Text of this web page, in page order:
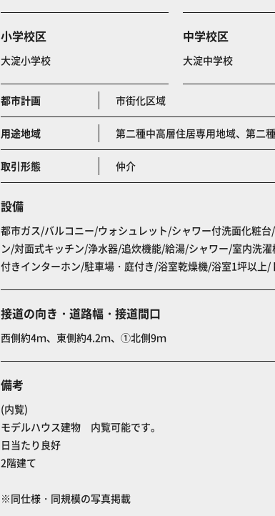
小学校区
大淀小学校
中学校区
大淀中学校
都市計画 市街化区域
用途地域 第二種中高層住居専用地域、第二
取引形態 仲介
設備
都市ガス/バルコニー/ウォシュレット/シャワー付洗面化粧
ン/対面式キッチン/浄水器/追炊機能/給湯/シャワー/室内洗
付きインターホン/駐車場・庭付き/浴室乾燥機/浴室1坪以上/
接道の向き・道路幅・接道間口
西側約4ｍ、東側約4.2ｍ、①北側9ｍ
備考
(内覧)
モデルハウス建物 内覧可能です。
日当たり良好
2階建て
※同仕様・同規模の写真掲載